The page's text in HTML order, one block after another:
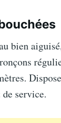
bien
service.